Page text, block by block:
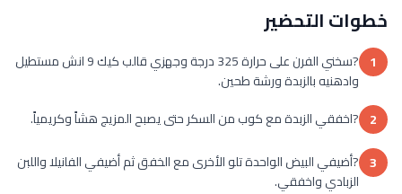
خطوات التحضير
1
?سخني الفرن على حرارة 325 درجة وجهزي قالب كيك 9 انش مستطيل
وادهنيه بالزبدة ورشة طحين.
2 ?اخفقي الزبدة مع كوب من السكر حتى يصبح المزيج هشاً وكريمياً.
3 ?أضيفي البيض الواحدة تلو الأخرى مع الخفق ثم أضيفي الفانيلا واللبن
الزبادي واخفقي.